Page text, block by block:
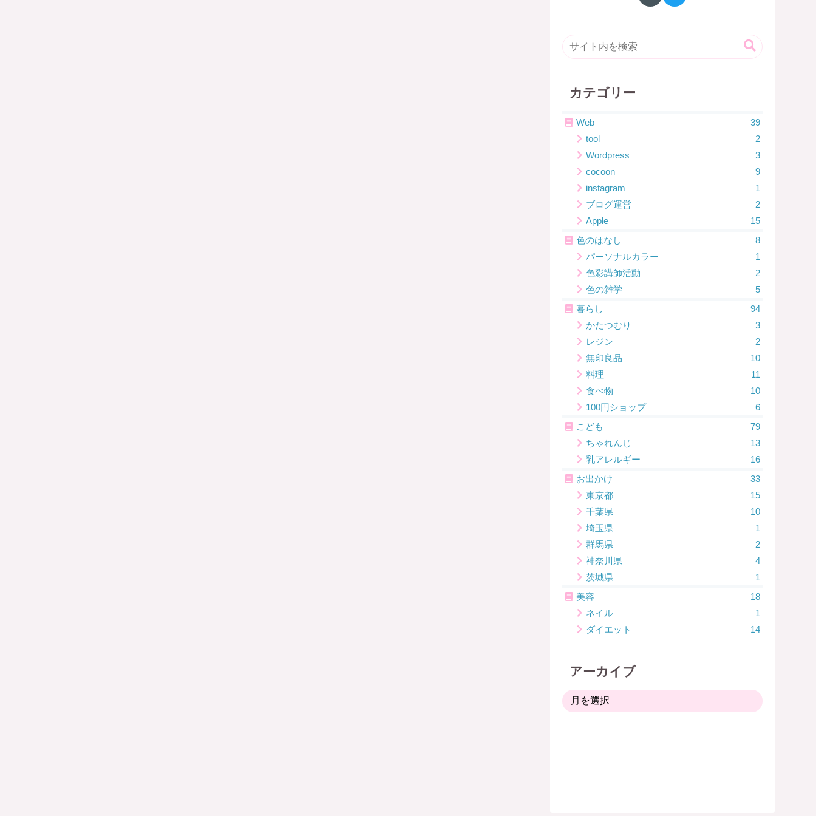
カテゴリー
Web
39
tool
2
Wordpress
3
cocoon
9
instagram
1
ブログ運営
2
Apple
15
色のはなし
8
パーソナルカラー
1
色彩講師活動
2
色の雑学
5
暮らし
94
かたつむり
3
レジン
2
無印良品
10
料理
11
食べ物
10
100円ショップ
6
こども
79
ちゃれんじ
13
乳アレルギー
16
お出かけ
33
東京都
15
千葉県
10
埼玉県
1
群馬県
2
神奈川県
4
茨城県
1
美容
18
ネイル
1
ダイエット
14
アーカイブ